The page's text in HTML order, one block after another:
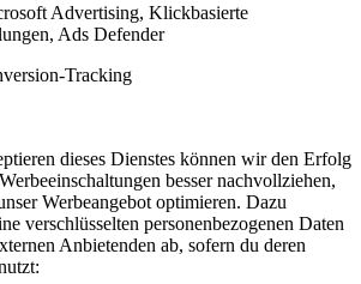
Advertising, Klickbasierte
Ads Defender
Tracking
dieses Dienstes können wir den Erfolg
besser nachvollziehen,
Werbeangebot optimieren. Dazu
verschlüsselten personenbezogenen Daten
Anbietenden ab, sofern du deren